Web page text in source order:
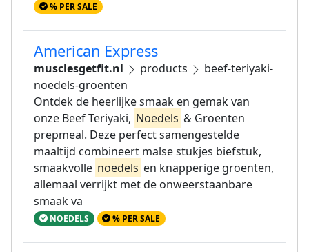
% PER SALE
American Express
musclesgetfit.nl products
beef-teriyaki-
noedels-groenten
Ontdek de heerlijke smaak en gemak van
onze Beef Teriyaki, Noedels & Groenten
prepmeal. Deze perfect samengestelde
maaltijd combineert malse stukjes biefstuk,
smaakvolle noedels en knapperige groenten,
allemaal verrijkt met de onweerstaanbare
smaak va
NOEDELS % PER SALE